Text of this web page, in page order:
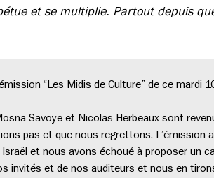
et se multiplie. Partout depuis
“Les Midis de Culture” de ce mardi
Savoye et Nicolas Herbeaux sont
pas et que nous regrettons. L’émission
et nous avons échoué à proposer un
invités et de nos auditeurs et nous en tirons